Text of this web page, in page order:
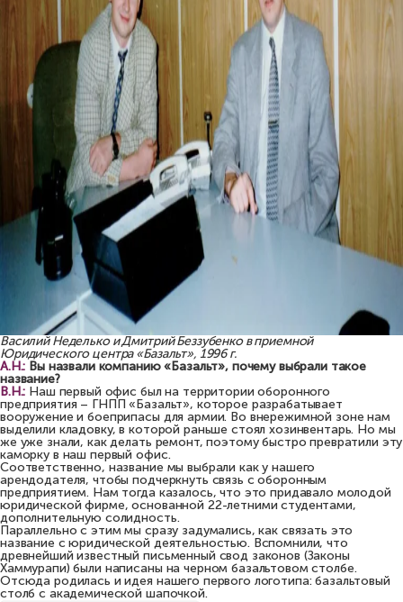
Василий Неделько и Дмитрий Беззубенко в приемной
Юридического центра «Базальт», 1996 г.
А.Н.: Вы назвали компанию «Базальт», почему выбрали такое
название?
В.Н.: Наш первый офис был на территории оборонного
предприятия – ГНПП «Базальт», которое разрабатывает
вооружение и боеприпасы для армии. Во внережимной зоне нам
выделили кладовку, в которой раньше стоял хозинвентарь. Но мы
же уже знали, как делать ремонт, поэтому быстро превратили эту
каморку в наш первый офис.
Соответственно, название мы выбрали как у нашего
арендодателя, чтобы подчеркнуть связь с оборонным
предприятием. Нам тогда казалось, что это придавало молодой
юридической фирме, основанной 22-летними студентами,
дополнительную солидность.
Параллельно с этим мы сразу задумались, как связать это
название с юридической деятельностью. Вспомнили, что
древнейший известный письменный свод законов (Законы
Хаммурапи) были написаны на черном базальтовом столбе.
Отсюда родилась и идея нашего первого логотипа: базальтовый
столб с академической шапочкой.